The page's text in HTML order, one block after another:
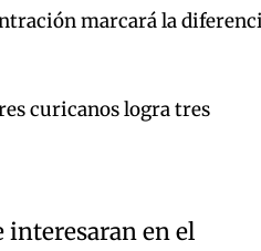
marcará la
curicanos logra tres
interesaran en el